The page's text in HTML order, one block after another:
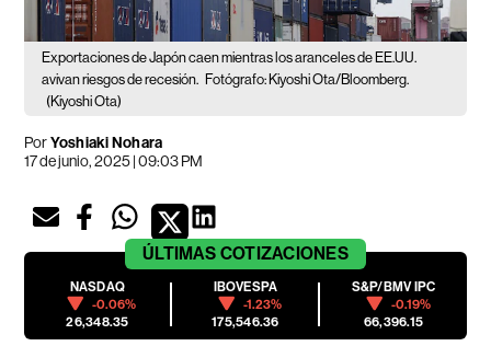
Exportaciones de Japón caen mientras los aranceles de EE.UU.
avivan riesgos de recesión. Fotógrafo: Kiyoshi Ota/Bloomberg.
(Kiyoshi Ota)
PorYoshiaki Nohara
17 de junio, 2025 | 09:03 PM
ÚLTIMAS COTIZACIONES
NASDAQ
-0.06%
26,348.35
IBOVESPA
-1.23%
175,546.36
S&P/BMV IPC
-0.19%
66,396.15